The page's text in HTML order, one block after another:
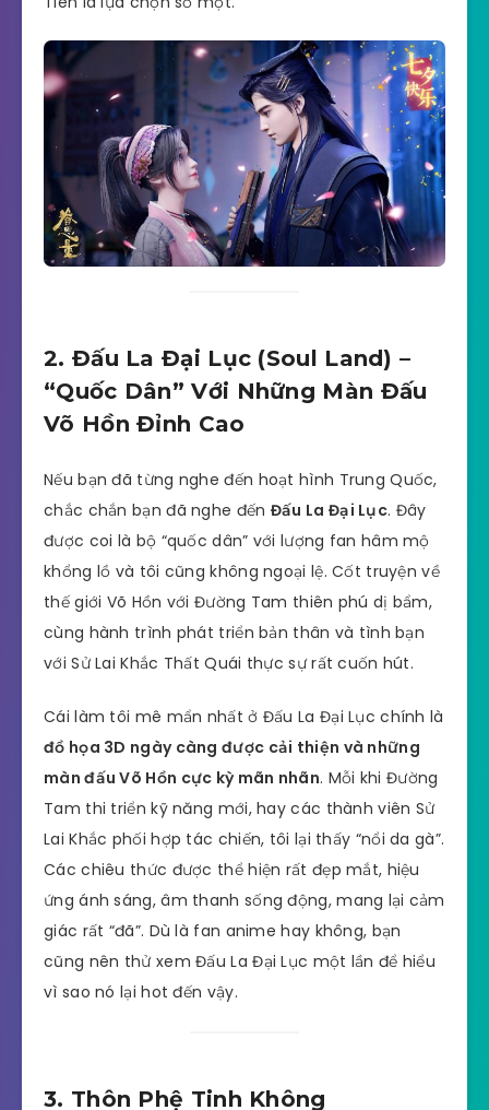
2. Đấu La Đại Lục (Soul Land) –
“Quốc Dân” Với Những Màn Đấu
Võ Hồn Đỉnh Cao
Nếu bạn đã từng nghe đến hoạt hình Trung Quốc,
chắc chắn bạn đã nghe đến Đấu La Đại Lục. Đây
được coi là bộ “quốc dân” với lượng fan hâm mộ
khổng lồ và tôi cũng không ngoại lệ. Cốt truyện về
thế giới Võ Hồn với Đường Tam thiên phú dị bẩm,
cùng hành trình phát triển bản thân và tình bạn
với Sử Lai Khắc Thất Quái thực sự rất cuốn hút.
Cái làm tôi mê mẩn nhất ở Đấu La Đại Lục chính là
đồ họa 3D ngày càng được cải thiện và những
màn đấu Võ Hồn cực kỳ mãn nhãn. Mỗi khi Đường
Tam thi triển kỹ năng mới, hay các thành viên Sử
Lai Khắc phối hợp tác chiến, tôi lại thấy “nổi da gà”.
Các chiêu thức được thể hiện rất đẹp mắt, hiệu
ứng ánh sáng, âm thanh sống động, mang lại cảm
giác rất “đã”. Dù là fan anime hay không, bạn
cũng nên thử xem Đấu La Đại Lục một lần để hiểu
vì sao nó lại hot đến vậy.
3. Thôn Phệ Tinh Không